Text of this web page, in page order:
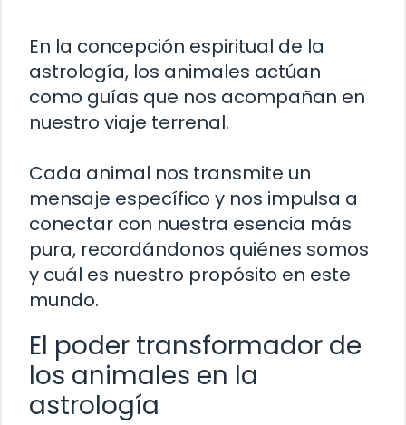
En la concepción espiritual de la
astrología, los animales actúan
como guías que nos acompañan en
nuestro viaje terrenal.
Cada animal nos transmite un
mensaje específico y nos impulsa a
conectar con nuestra esencia más
pura, recordándonos quiénes somos
y cuál es nuestro propósito en este
mundo.
El poder transformador de
los animales en la
astrología